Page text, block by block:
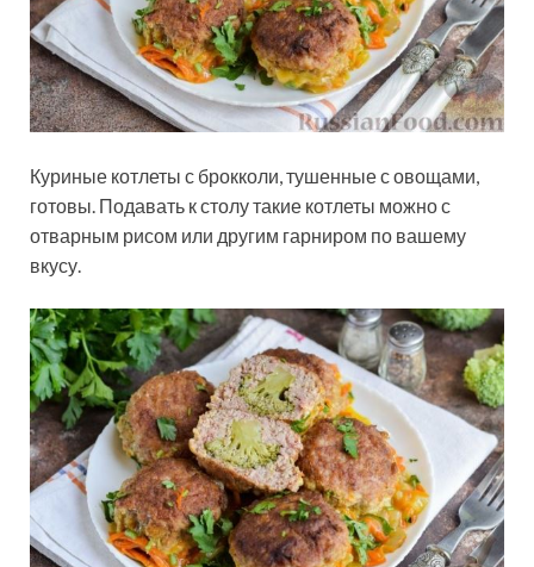
Куриные котлеты с брокколи, тушенные с овощами,
готовы. Подавать к столу такие котлеты можно с
отварным рисом или другим гарниром по вашему
вкусу.